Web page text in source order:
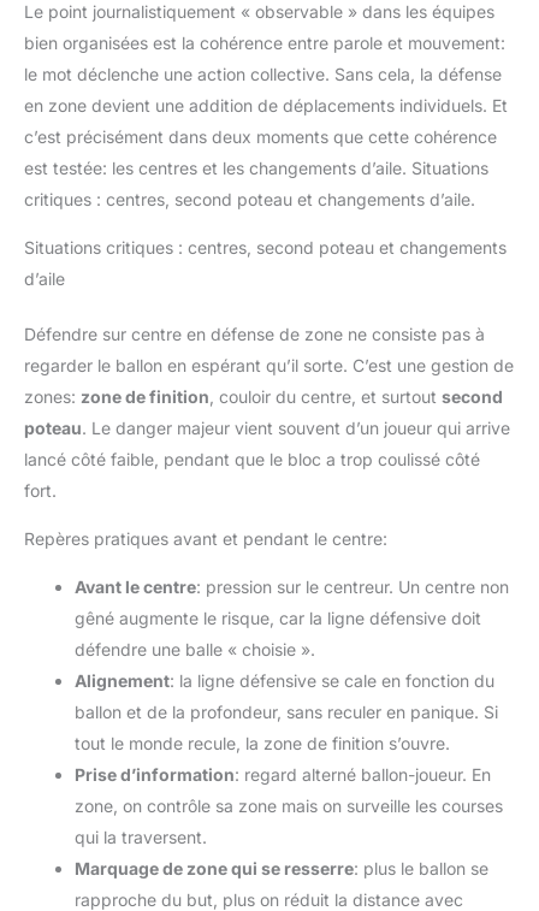
Le point journalistiquement « observable » dans les équipes
bien organisées est la cohérence entre parole et mouvement:
le mot déclenche une action collective. Sans cela, la défense
en zone devient une addition de déplacements individuels. Et
c’est précisément dans deux moments que cette cohérence
est testée: les centres et les changements d’aile. Situations
critiques : centres, second poteau et changements d’aile.
Situations critiques : centres, second poteau et changements
d’aile
Défendre sur centre en défense de zone ne consiste pas à
regarder le ballon en espérant qu’il sorte. C’est une gestion de
zones: zone de finition , couloir du centre, et surtout second
poteau. Le danger majeur vient souvent d’un joueur qui arrive
lancé côté faible, pendant que le bloc a trop coulissé côté
fort.
Repères pratiques avant et pendant le centre:
Avant le centre: pression sur le centreur. Un centre non
gêné augmente le risque, car la ligne défensive doit
défendre une balle « choisie ».
Alignement: la ligne défensive se cale en fonction du
ballon et de la profondeur, sans reculer en panique. Si
tout le monde recule, la zone de finition s’ouvre.
Prise d’information: regard alterné ballon-joueur. En
zone, on contrôle sa zone mais on surveille les courses
qui la traversent.
Marquage de zone qui se resserre: plus le ballon se
rapproche du but, plus on réduit la distance avec